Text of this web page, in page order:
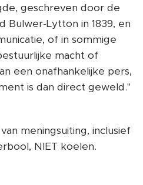
geschreven door de
Bulwer-Lytton in 1839, en
of in sommige
macht of
een onafhankelijke pers,
is dan direct geweld."
meningsuiting, inclusief
NIET koelen.